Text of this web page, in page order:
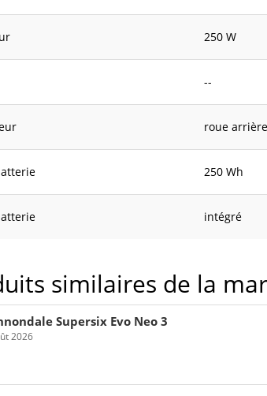
250 W
--
roue arrière
250 Wh
intégré
similaires de la
Supersix Evo Neo 3
2026